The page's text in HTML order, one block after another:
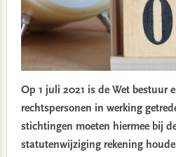
Op 1 juli 2021 is de Wet bestuur
rechtspersonen in werking
stichtingen moeten hiermee bij
statutenwijziging rekening